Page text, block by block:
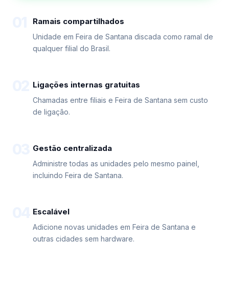
Ramais compartilhados
Unidade em Feira de Santana discada como ramal de
qualquer filial do Brasil.
Ligações internas gratuitas
Chamadas entre filiais e Feira de Santana sem custo
de ligação.
Gestão centralizada
Administre todas as unidades pelo mesmo painel,
incluindo Feira de Santana.
Escalável
Adicione novas unidades em Feira de Santana e
outras cidades sem hardware.